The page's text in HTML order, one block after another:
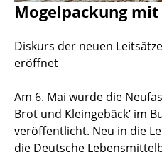
Mogelpackung
Diskurs der neuen
eröffnet
Am 6. Mai wurde die
Brot und Kleingebäck‘ im
veröffentlicht. Neu in die
die Deutsche